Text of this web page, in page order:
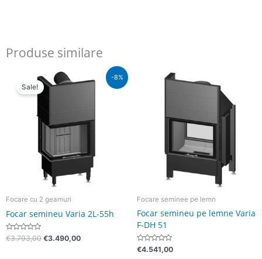
Produse similare
-8%
Sale!
Focare cu 2 geamuri
Focar semineu Varia 2L-55h
Evaluat
la
€3.793,00
Pretul
initial
a
€3.490,00
curent
Focare seminee pe lemn
Focar semineu pe lemne Varia
F-DH 51
Evaluat
la
€4.541,00